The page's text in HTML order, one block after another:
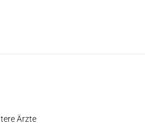
Ärzte